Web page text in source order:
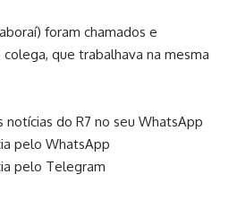
foram chamados e
que trabalhava na mesma
notícias do R7 no seu WhatsApp
pelo WhatsApp
pelo Telegram